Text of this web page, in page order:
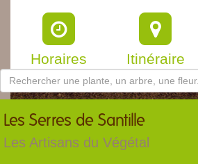
Horaires Itinéraire
Les Serres de Santille
Les Artisans du Végétal